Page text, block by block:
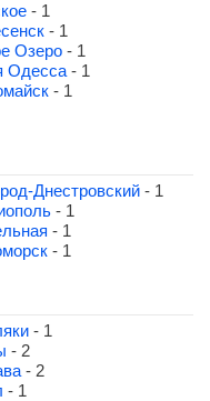
- 1
- 1
Озеро - 1
Одесса - 1
- 1
Днестровский - 1
- 1
- 1
- 1
- 1
- 2
- 2
- 1